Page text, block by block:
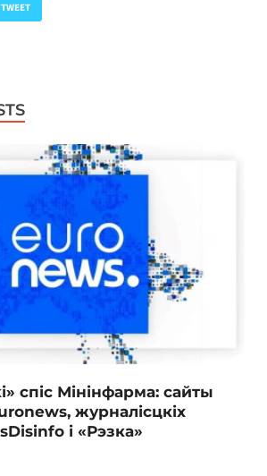
TWEET
спіс Мінінфарма: сайты
журналісцкіх
і «Рэзка»